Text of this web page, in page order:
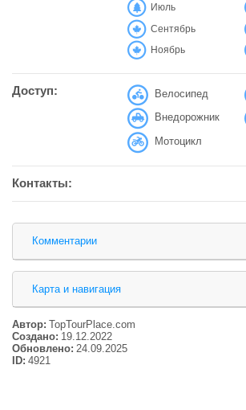
Июль
Сентябрь
Ноябрь
Доступ: Велосипед
Внедорожник
Мотоцикл
Контакты:
Комментарии
Карта и навигация
Автор: TopTourPlace.com
Создано: 19.12.2022
Обновлено: 24.09.2025
ID: 4921